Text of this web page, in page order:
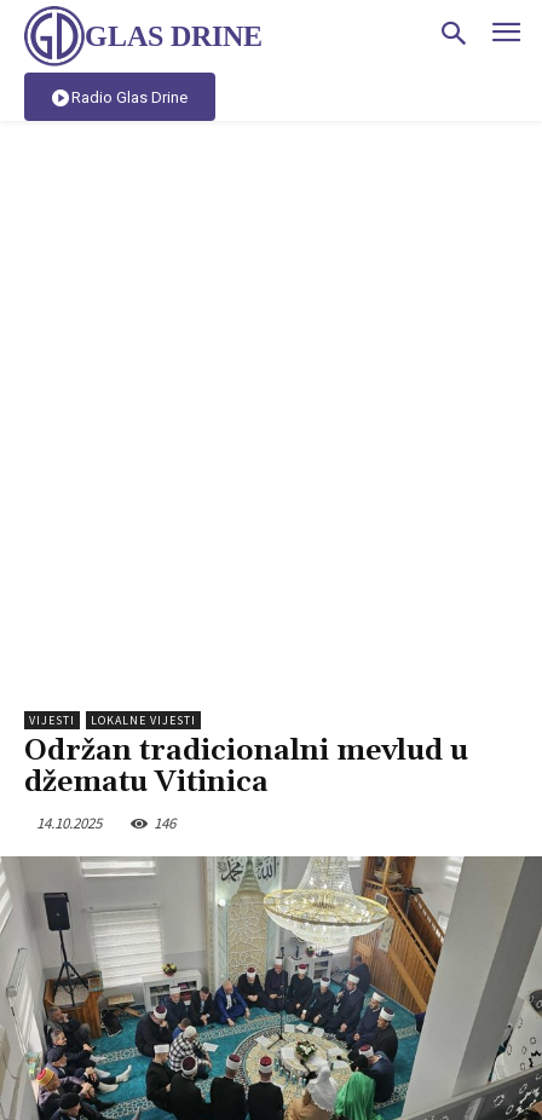
GLAS DRINE
Radio Glas Drine
VIJESTI LOKALNE VIJESTI
Održan tradicionalni mevlud u
džematu Vitinica
14.10.2025 146